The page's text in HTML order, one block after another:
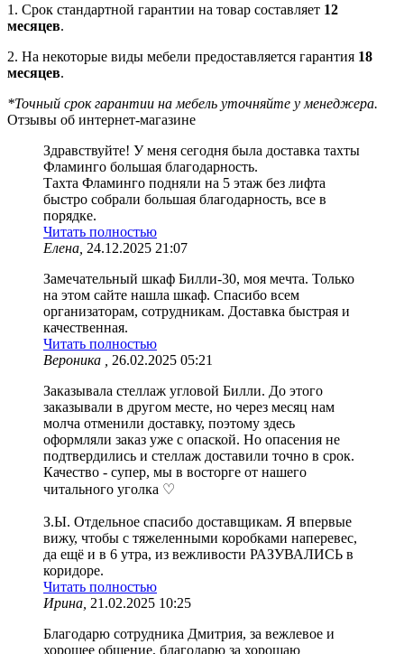
1. Срок стандартной гарантии на товар составляет 12
месяцев.
2. На некоторые виды мебели предоставляется гарантия 18
месяцев.
*Точный срок гарантии на мебель уточняйте у менеджера.
Отзывы об интернет-магазине
Здравствуйте! У меня сегодня была доставка тахты
Фламинго большая благодарность.
Тахта Фламинго подняли на 5 этаж без лифта
быстро собрали большая благодарность, все в
порядке.
Читать полностью
Елена, 24.12.2025 21:07
Замечательный шкаф Билли-30, моя мечта. Только
на этом сайте нашла шкаф. Спасибо всем
организаторам, сотрудникам. Доставка быстрая и
качественная.
Читать полностью
Вероника ,
26.02.2025 05:21
Заказывала стеллаж угловой Билли. До этого
заказывали в другом месте, но через месяц нам
молча отменили доставку, поэтому здесь
оформляли заказ уже с опаской. Но опасения не
подтвердились и стеллаж доставили точно в срок.
Качество - супер, мы в восторге от нашего
читального уголка ♡
З.Ы. Отдельное спасибо доставщикам. Я впервые
вижу, чтобы с тяжеленными коробками наперевес,
да ещё и в 6 утра, из вежливости РАЗУВАЛИСЬ в
коридоре.
Читать полностью
Ирина, 21.02.2025 10:25
Благодарю сотрудника Дмитрия, за вежлевое и
хорошее общение, благодарю за хорошаю